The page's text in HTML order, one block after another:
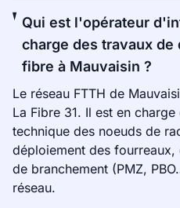
Qui est l'opérateur
charge des travaux de
fibre à Mauvaisin ?
Le réseau FTTH de
La Fibre 31. Il est en
technique des noeuds de
déploiement des
de branchement (PMZ,
réseau.